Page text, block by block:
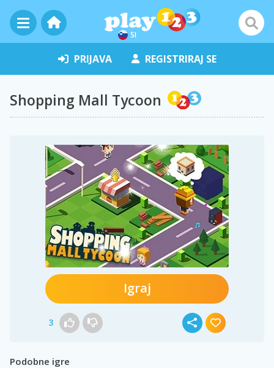
SI
PRIJAVA REGISTRIRAJ SE
Shopping Mall Tycoon
Igraj
3
Podobne igre